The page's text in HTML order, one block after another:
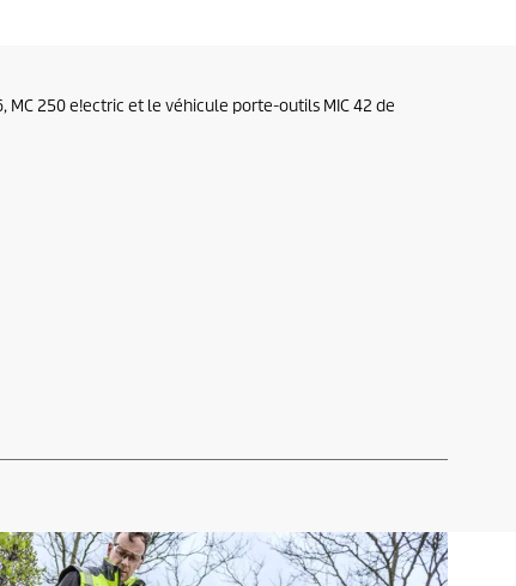
MC 250 e!ectric et le véhicule porte-outils MIC 42 de